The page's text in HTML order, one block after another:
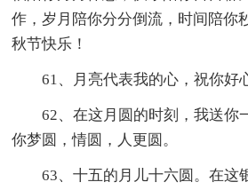
作，岁月陪你分分倒流，时间陪你
秋节快乐！
61、月亮代表我的心，祝你好
62、在这月圆的时刻，我送你
你梦圆，情圆，人更圆。
63、十五的月儿十六圆。在这